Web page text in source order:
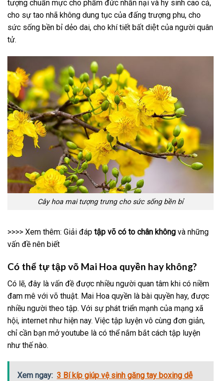
tượng chuẩn mực cho phẩm đức nhẫn nại và hy sinh cao cả,
cho sự tao nhã không dung tục của đấng trượng phu, cho
sức sống bền bỉ dẻo dai, cho khí tiết bất diệt của người quân
tử.
Cây hoa mai tượng trưng cho sức sống bền bỉ
>>>> Xem thêm: Giải đáp tập võ có to chân không và những
vấn đề nên biết
Có thể tự tập võ Mai Hoa quyền hay không?
Có lẽ, đây là vấn đề được nhiều người quan tâm khi có niềm
đam mê với võ thuật. Mai Hoa quyền là bài quyền hay, được
nhiều người theo tập. Với sự phát triển mạnh của mạng xã
hội, internet như hiện nay. Việc tập luyện vô cùng đơn giản,
chỉ cần bạn mở youtube là có thể nắm bắt cách tập luyện
như thế nào.
Xem ngay: 3 Bí kíp giúp vệ sinh găng tay boxing dễ